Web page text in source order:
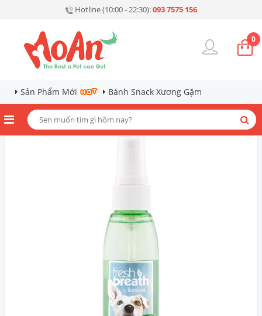
Hotline (10:00 - 22:30):093 7575 156
0
Sản Phẩm Mới Bánh Snack Xương Gặm